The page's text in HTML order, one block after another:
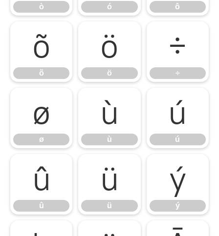
ò ó ô
õ
õ
ö
ö
÷
÷
ø
ø
ù
ù
ú
ú
û
û
ü
ü
ý
ý